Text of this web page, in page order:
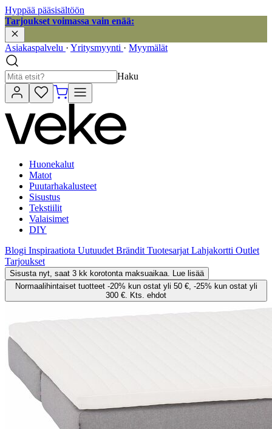
Hyppää pääsisältöön
Tarjoukset voimassa vain enää:
Asiakaspalvelu · Yritysmyynti · Myymälät
Haku
Huonekalut
Matot
Puutarhakalusteet
Sisustus
Tekstiilit
Valaisimet
DIY
Blogi Inspiraatiota Uutuudet Brändit Tuotesarjat Lahjakortti Outlet
Tarjoukset
Sisusta nyt, saat 3 kk korotonta maksuaikaa. Lue lisää
Normaalihintaiset tuotteet -20% kun ostat yli 50 €, -25% kun ostat yli
300 €. Kts. ehdot